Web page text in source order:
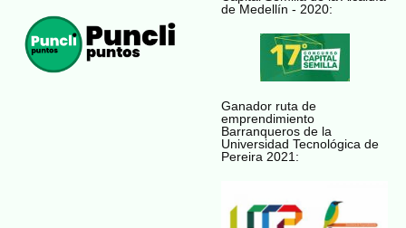
de Medellín - 2020:
Ganador ruta de
emprendimiento
Barranqueros de la
Universidad Tecnológica de
Pereira 2021: